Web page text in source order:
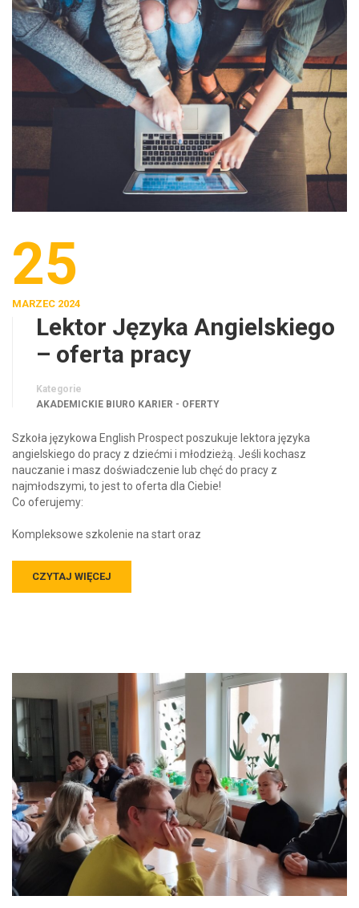
25
MARZEC 2024
Lektor Języka Angielskiego
– oferta pracy
Kategorie
AKADEMICKIE BIURO KARIER - OFERTY
Szkoła językowa English Prospect poszukuje lektora języka
angielskiego do pracy z dziećmi i młodzieżą. Jeśli kochasz
nauczanie i masz doświadczenie lub chęć do pracy z
najmłodszymi, to jest to oferta dla Ciebie!
Co oferujemy:
Kompleksowe szkolenie na start oraz
CZYTAJ WIĘCEJ